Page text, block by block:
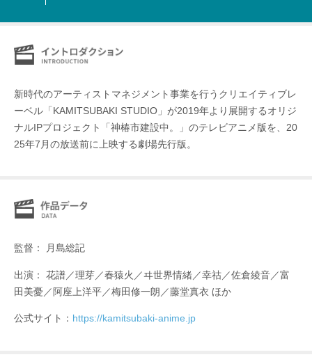
新時代のアーティストマネジメント事業を行うクリエイティブレ
ーベル「KAMITSUBAKI STUDIO」が2019年より展開するオリジ
ナルIPプロジェクト「神椿市建設中。」のテレビアニメ版を、20
25年7月の放送前に上映する劇場先行版。
監督： 月島総記
出演： 花譜／理芽／春猿火／ヰ世界情緒／幸祜／佐倉綾音／富
田美憂／阿座上洋平／梅田修一朗／藤堂真衣 ほか
公式サイト： https://kamitsubaki-anime.jp